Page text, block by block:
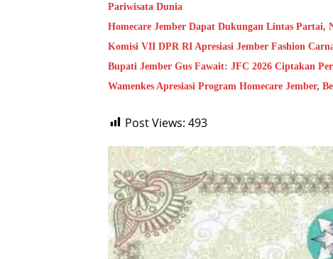
Pariwisata Dunia
Homecare Jember Dapat Dukungan Lintas Partai,
Komisi VII DPR RI Apresiasi Jember Fashion
Bupati Jember Gus Fawait: JFC 2026 Ciptakan
Wamenkes Apresiasi Program Homecare Jember,
Post Views: 493